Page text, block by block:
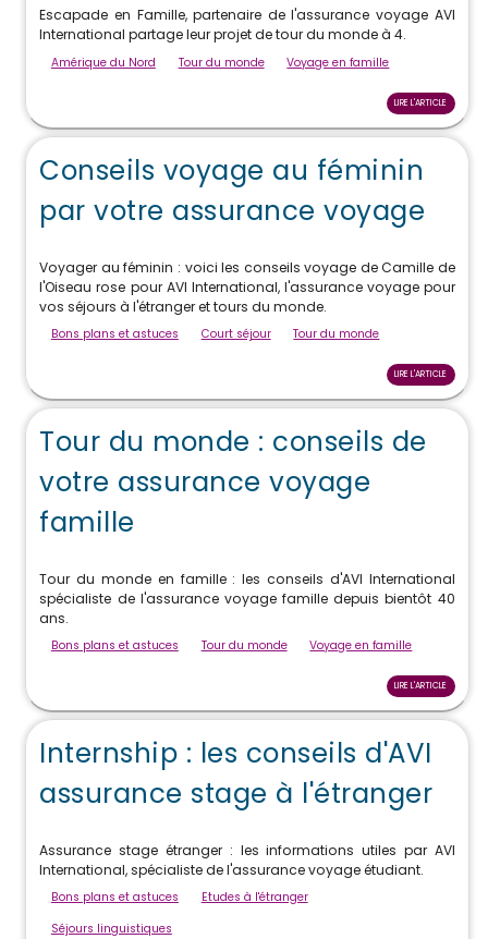
Escapade en Famille, partenaire de l'assurance voyage AVI
International partage leur projet de tour du monde à 4.
Amérique du Nord Tour du monde Voyage en famille
LIRE L'ARTICLE
Conseils voyage au féminin
par votre assurance voyage
Voyager au féminin : voici les conseils voyage de Camille de
l'Oiseau rose pour AVI International, l'assurance voyage pour
vos séjours à l'étranger et tours du monde.
Bons plans et astuces Court séjour Tour du monde
LIRE L'ARTICLE
Tour du monde : conseils de
votre assurance voyage
famille
Tour du monde en famille : les conseils d'AVI International
spécialiste de l'assurance voyage famille depuis bientôt 40
ans.
Bons plans et astuces Tour du monde Voyage en famille
LIRE L'ARTICLE
Internship : les conseils d'AVI
assurance stage à l'étranger
Assurance stage étranger : les informations utiles par AVI
International, spécialiste de l'assurance voyage étudiant.
Bons plans et astuces
Etudes à l'étranger
Séjours linguistiques